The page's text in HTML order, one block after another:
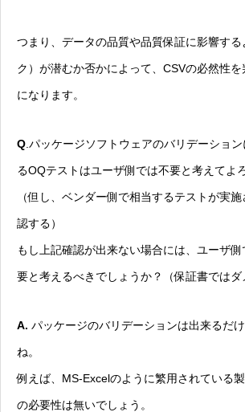
つまり、データの品質や品質保証に影響する
ク）が潜むか否かによって、CSVの必然性を
になります。
Q .パッケージソフトウェアのバリデーショ
るOQテストはユーザ側では不要と考えてよ
（但し、ベンダー側で相当するテストが実
認する）
もし上記確認が出来ない場合には、ユーザ
要と考えるべきでしょうか？（保証書ではダ
A. パッケージのバリデーションは出来るだ
ね。
例えば、MS-Excelのように繁用されている
の必要性は無いでしょう。